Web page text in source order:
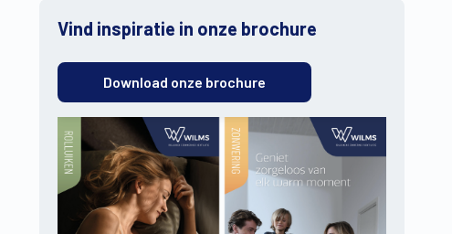
Vind inspiratie in onze brochure
Download onze brochure